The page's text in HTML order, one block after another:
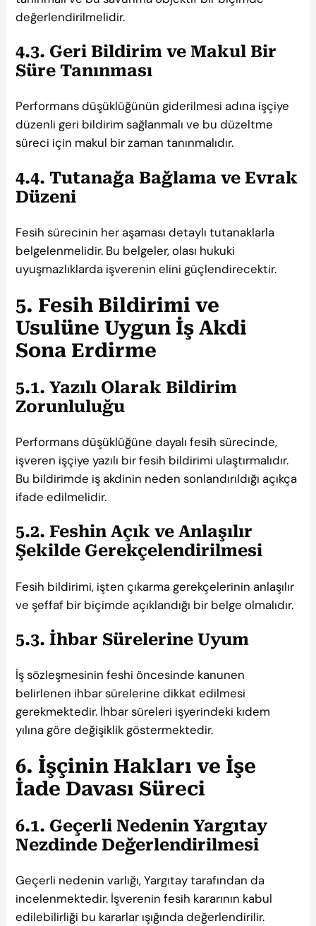
değerlendirilmelidir.
4.3. Geri Bildirim ve Makul Bir
Süre Tanınması
Performans düşüklüğünün giderilmesi adına işçiye
düzenli geri bildirim sağlanmalı ve bu düzeltme
süreci için makul bir zaman tanınmalıdır.
4.4. Tutanağa Bağlama ve Evrak
Düzeni
Fesih sürecinin her aşaması detaylı tutanaklarla
belgelenmelidir. Bu belgeler, olası hukuki
uyuşmazlıklarda işverenin elini güçlendirecektir.
5. Fesih Bildirimi ve
Usulüne Uygun İş Akdi
Sona Erdirme
5.1. Yazılı Olarak Bildirim
Zorunluluğu
Performans düşüklüğüne dayalı fesih sürecinde,
işveren işçiye yazılı bir fesih bildirimi ulaştırmalıdır.
Bu bildirimde iş akdinin neden sonlandırıldığı açıkça
ifade edilmelidir.
5.2. Feshin Açık ve Anlaşılır
Şekilde Gerekçelendirilmesi
Fesih bildirimi, işten çıkarma gerekçelerinin anlaşılır
ve şeffaf bir biçimde açıklandığı bir belge olmalıdır.
5.3. İhbar Sürelerine Uyum
İş sözleşmesinin feshi öncesinde kanunen
belirlenen ihbar sürelerine dikkat edilmesi
gerekmektedir. İhbar süreleri işyerindeki kıdem
yılına göre değişiklik göstermektedir.
6. İşçinin Hakları ve İşe
İade Davası Süreci
6.1. Geçerli Nedenin Yargıtay
Nezdinde Değerlendirilmesi
Geçerli nedenin varlığı, Yargıtay tarafından da
incelenmektedir. İşverenin fesih kararının kabul
edilebilirliği bu kararlar ışığında değerlendirilir.